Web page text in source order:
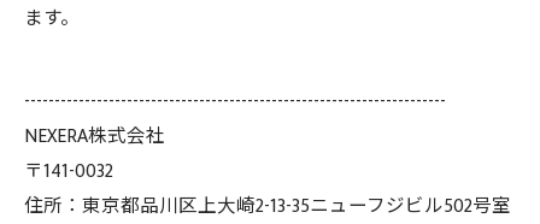
ます。
----------------------------------------------------------------------
NEXERA株式会社
〒141-0032
住所：東京都品川区上大崎2-13-35ニューフジビル502号室